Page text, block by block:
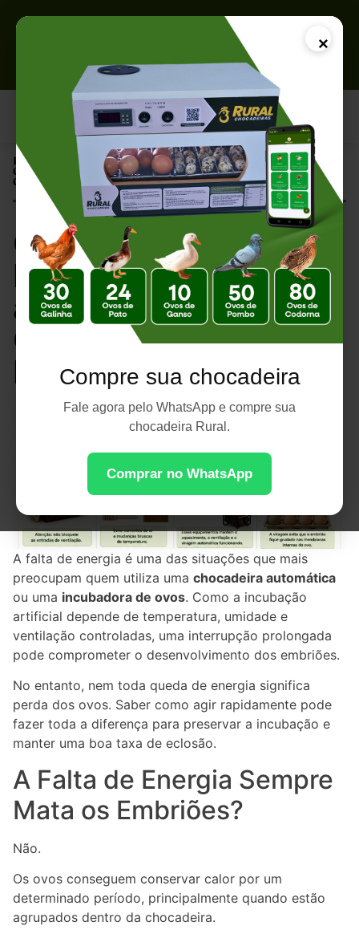
×
Compre sua chocadeira
Fale agora pelo WhatsApp e compre sua
chocadeira Rural.
Comprar no WhatsApp
Página Inicial |
O Que Fazer Quando Falta Energia Durante a Incubação? Guia
Completo para Evitar Perdas
O Que Fazer Quando
Falta Energia Durante
a Incubação? Guia
Completo para Evitar
Perdas
A falta de energia é uma das situações que mais
preocupam quem utiliza uma chocadeira automática
ou uma incubadora de ovos. Como a incubação
artificial depende de temperatura, umidade e
ventilação controladas, uma interrupção prolongada
pode comprometer o desenvolvimento dos embriões.
No entanto, nem toda queda de energia significa
perda dos ovos. Saber como agir rapidamente pode
fazer toda a diferença para preservar a incubação e
manter uma boa taxa de eclosão.
A Falta de Energia Sempre
Mata os Embriões?
Não.
Os ovos conseguem conservar calor por um
determinado período, principalmente quando estão
agrupados dentro da chocadeira.